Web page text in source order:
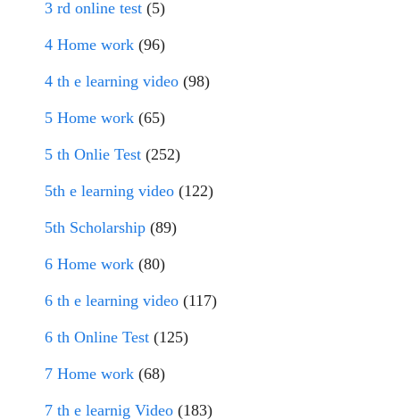
3 rd online test (5)
4 Home work (96)
4 th e learning video (98)
5 Home work (65)
5 th Onlie Test (252)
5th e learning video (122)
5th Scholarship (89)
6 Home work (80)
6 th e learning video (117)
6 th Online Test (125)
7 Home work (68)
7 th e learnig Video (183)